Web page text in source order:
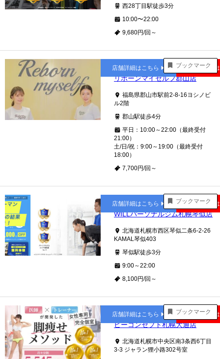
西28丁目駅徒歩3分
10:00〜22:00
9,680円/回～
ブックマーク
郡山
リボーンマイセルフ郡山店
福島県郡山市駅前2-8-16ヨシノビ
ル2階
郡山駅徒歩4分
平日：10:00～22:00（最終受付
21:00）
土/日/祝：9:00～19:00（最終受付
18:00）
7,700円/回～
店舗詳細はこちら 公式サイト
ブックマーク
琴似
WILLパーソナルジム札幌琴似店
北海道札幌市西区琴似二条6-2-26
KAMAL琴似403
琴似駅徒歩3分
9:00～22:00
8,100円/回～
店舗詳細はこちら 公式サイト
ブックマーク
大通
ビーコンセプト札幌大通店
北海道札幌市中央区南3条西6丁目
3-3 ジャラン狸小路302号室
店舗詳細はこちら 公式サイト